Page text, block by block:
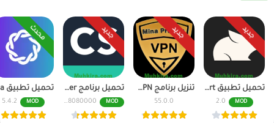
جديد
تحميل تطبيق Pika Art مهكر للاندرويد احدث اصدار
MOD
2.0
جديد
تنزيل برنامج Mina Pro Net VPN مهكر للاندرويد و للايفون
55.0.0
جديد
تحميل برنامج CamScanner مهكر اخر اصدار النسخة المدفوعة
MOD
6.70.0.2408080000
محدث
MOD
5.4.2